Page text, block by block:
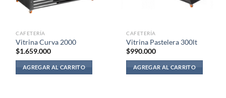
CAFETERÍA
Vitrina Curva 2000
$1.659.000
AGREGAR AL CARRITO
CAFETERÍA
Vitrina Pastelera 300lt
$990.000
AGREGAR AL CARRITO